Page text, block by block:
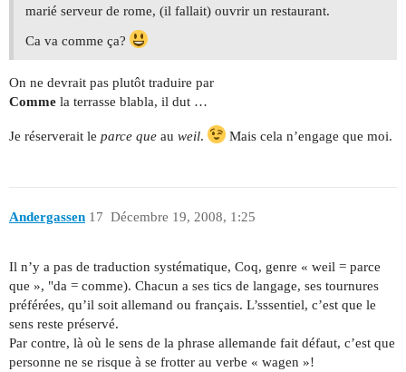
marié serveur de rome, (il fallait) ouvrir un restaurant.
Ca va comme ça?
On ne devrait pas plutôt traduire par
Comme la terrasse blabla, il dut …
Je réserverait le parce que au weil. Mais cela n’engage que moi.
Andergassen Décembre 19, 2008, 1:25
17
Il n’y a pas de traduction systématique, Coq, genre « weil = parce
que », "da = comme). Chacun a ses tics de langage, ses tournures
préférées, qu’il soit allemand ou français. L’sssentiel, c’est que le
sens reste préservé.
Par contre, là où le sens de la phrase allemande fait défaut, c’est que
personne ne se risque à se frotter au verbe « wagen »!